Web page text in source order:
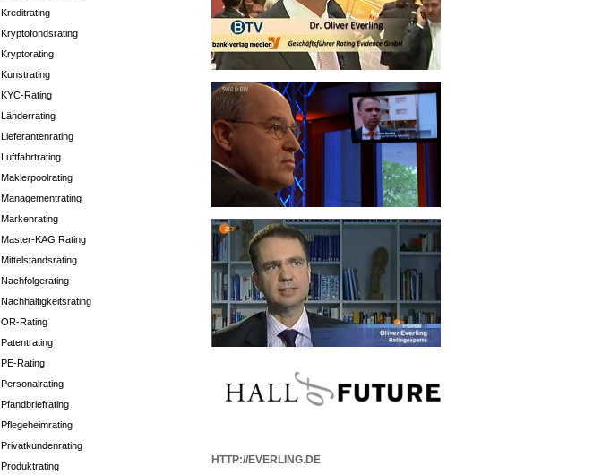
Kreditrating
Kryptofondsrating
Kryptorating
Kunstrating
KYC-Rating
Länderrating
Lieferantenrating
Luftfahrtrating
Maklerpoolrating
Managementrating
Markenrating
Master-KAG Rating
Mittelstandsrating
Nachfolgerating
Nachhaltigkeitsrating
OR-Rating
Patentrating
PE-Rating
Personalrating
Pfandbriefrating
Pflegeheimrating
Privatkundenrating
Produktrating
HTTP://EVERLING.DE